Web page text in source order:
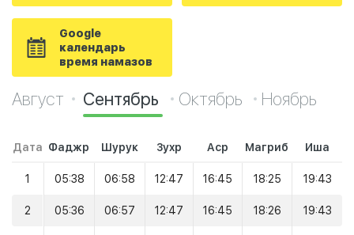
Google
календарь
время намазов
Август Сентябрь Октябрь Ноябрь
Дата Фаджр Шурук Зухр Аср Магриб Иша
1 05:38 06:58 12:47 16:45 18:25 19:43
2 05:36 06:57 12:47 16:45 18:26 19:43